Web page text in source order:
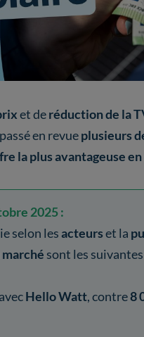
et deréduction de la
en revueplusieurs
la plus avantageuse
2025 :
selon lesacteurset la
marché sont les
avecHello Watt, contre8